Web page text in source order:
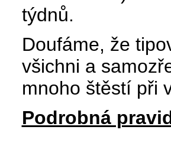
týdnů.
Doufáme, že
všichni a
mnoho štěstí při
Podrobná